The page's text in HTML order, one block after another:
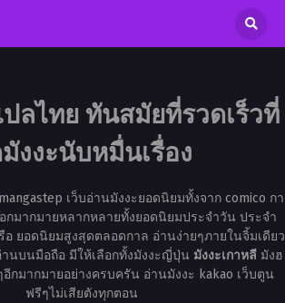
ลไทย ทันสมัยที่รวดเร็วที่
งงะนับหมื่นเรื่อง
เว็บอ่านมังงะยอดนิยมทั้งจาก comico กา
กมากมายหลากหลายทั้งยอดนิยมประจำวัน ประจำ
อ ยอดนิยมสูงสุดตลอดกาล อ่านง่ายๆภายในจิ้มเดียว
นบนมือถือ มีให้เลือกทั้งมังงะญี่ปุ่น มังงะเกาหลีมังฮ
กมากมายอย่างครบครัน อ่านมังงะ kakao เว็บตูน
ฟรีๆไม่เสียตังทุกตอน